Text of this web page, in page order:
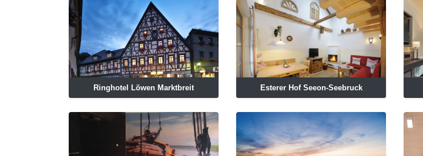
Ringhotel Löwen Marktbreit Esterer Hof Seeon-Seebruck